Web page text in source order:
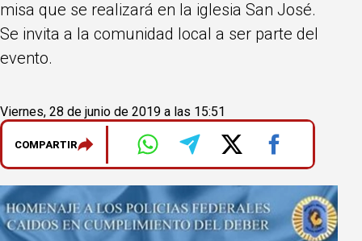
misa que se realizará en la iglesia San José.
Se invita a la comunidad local a ser parte del
evento.
Viernes, 28 de junio de 2019 a las 15:51
COMPARTIR